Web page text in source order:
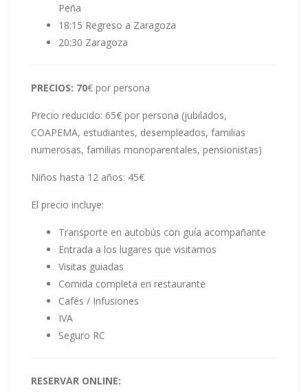
Peña
18:15 Regreso a Zaragoza
20:30 Zaragoza
PRECIOS: 70€ por persona
Precio reducido: 65€ por persona (jubilados,
COAPEMA, estudiantes, desempleados, familias
numerosas, familias monoparentales, pensionistas)
Niños hasta 12 años: 45€
El precio incluye:
Transporte en autobús con guía acompañante
Entrada a los lugares que visitamos
Visitas guiadas
Comida completa en restaurante
Cafés / Infusiones
IVA
Seguro RC
RESERVAR ONLINE: